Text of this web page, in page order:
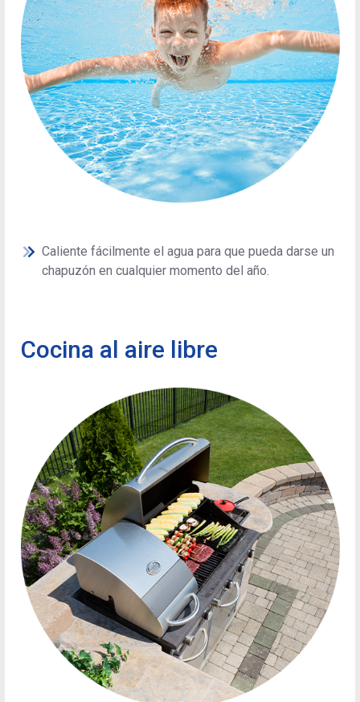
Caliente fácilmente el agua para que pueda darse un
chapuzón en cualquier momento del año.
Cocina al aire libre